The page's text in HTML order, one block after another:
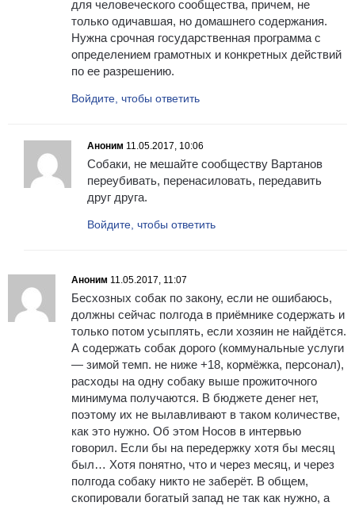
для человеческого сообщества, причем, не
только одичавшая, но домашнего содержания.
Нужна срочная государственная программа с
определением грамотных и конкретных действий
по ее разрешению.
Войдите, чтобы ответить
Аноним 11.05.2017, 10:06
Собаки, не мешайте сообществу Вартанов
переубивать, перенасиловать, передавить
друг друга.
Войдите, чтобы ответить
Аноним 11.05.2017, 11:07
Бесхозных собак по закону, если не ошибаюсь,
должны сейчас полгода в приёмнике содержать и
только потом усыплять, если хозяин не найдётся.
А содержать собак дорого (коммунальные услуги
— зимой темп. не ниже +18, кормёжка, персонал),
расходы на одну собаку выше прожиточного
минимума получаются. В бюджете денег нет,
поэтому их не вылавливают в таком количестве,
как это нужно. Об этом Носов в интервью
говорил. Если бы на передержку хотя бы месяц
был… Хотя понятно, что и через месяц, и через
полгода собаку никто не заберёт. В общем,
скопировали богатый запад не так как нужно, а